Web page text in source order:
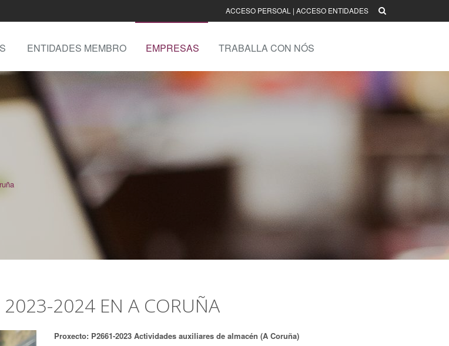
ACCESO PERSOAL | ACCESO ENTIDADES
ENTIDADES MEMBRO EMPRESAS TRABALLA CON NÓS
2023-2024 EN A CORUÑA
Proxecto: P2661-2023 Actividades auxiliares de almacén (A Coruña)